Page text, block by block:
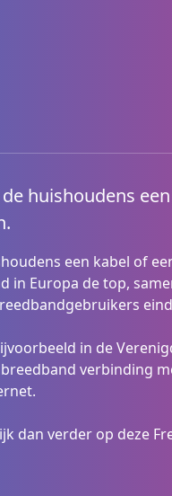
huishoudens
een kabel of
Europa de top,
in de
verbinding
dan verder op deze